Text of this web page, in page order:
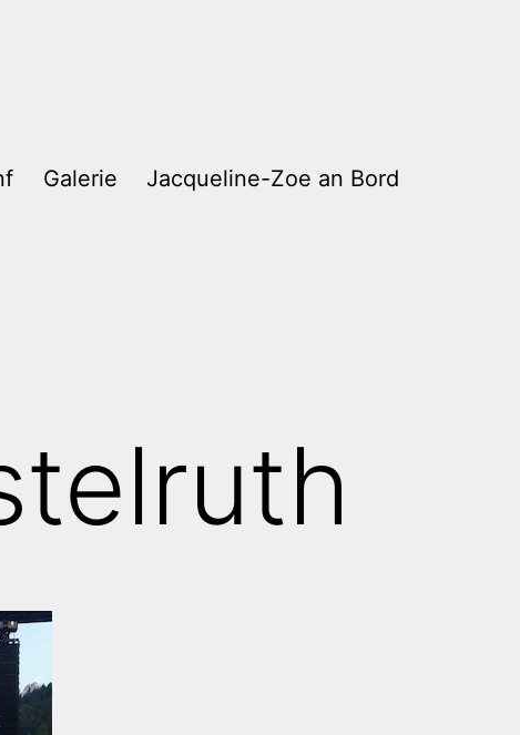
Galerie Jacqueline-Zoe an Bord